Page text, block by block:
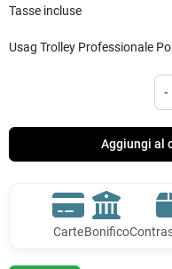
Tasse incluse
Usag Trolley Professionale
-
Aggiungi al
CarteBonifico